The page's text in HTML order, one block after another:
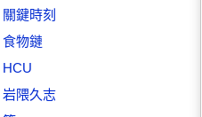
關鍵時刻
食物鏈
HCU
岩隈久志